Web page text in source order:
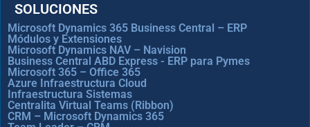
SOLUCIONES
Microsoft Dynamics 365 Business Central – ERP
Módulos y Extensiones
Microsoft Dynamics NAV – Navision
Business Central ABD Express - ERP para Pymes
Microsoft 365 – Office 365
Azure Infraestructura Cloud
Infraestructura Sistemas
Centralita Virtual Teams (Ribbon)
CRM – Microsoft Dynamics 365